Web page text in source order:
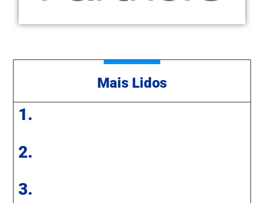
Mais Lidos
1.
2.
3.